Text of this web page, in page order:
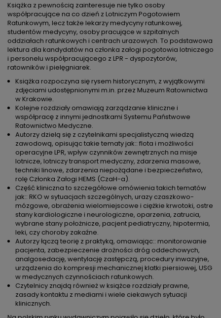
Książka z pewnością zainteresuje nie tylko osoby
współpracujące na co dzień z Lotniczym Pogotowiem
Ratunkowym, lecz także lekarzy medycyny ratunkowej,
studentów medycyny, osoby pracujące w szpitalnych
oddziałach ratunkowych i centrach urazowych. To podstawowa
lektura dla kandydatów na członka załogi pogotowia lotniczego
i personelu współpracującego z LPR - dyspozytorów,
ratowników i pielęgniarek.
Książka rozpoczyna się rysem historycznym, z wyjątkowymi
zdjęciami udostępnionymi m.in. przez Muzeum Ratownictwa
w Krakowie.
Kolejne rozdziały omawiają zarządzanie kliniczne i
współpracę z innymi jednostkami Systemu Państwowe
Ratownictwo Medyczne.
Autorzy dzielą się z czytelnikami specjalistyczną wiedzą
zawodową, opisując takie tematy jak:: flota i możliwości
operacyjne LPR, wpływ czynników zewnętrznych na misje
lotnicze, lotniczy transport medyczny, zdarzenia masowe,
techniki linowe, zdarzenia niepożądane i bezpieczeństwo,
rolę Członka Załogi HEMS (CzaH-a).
Część kliniczna to szczegółowe omówienia takich tematów
jak:: RKO w sytuacjach szczególnych, urazy czaszkowo-
mózgowe, obrażenia wielomiejscowe i ciężkie krwotoki, ostre
stany kardiologiczne i neurologiczne, oparzenia, zatrucia,
wybrane stany położnicze, pacjent pediatryczny, hipotermia,
leki, czy choroby zakaźne.
Autorzy łączą teorię z praktyką, omawiając:: monitorowanie
pacjenta, zabezpieczenie drożności dróg oddechowych,
analgosedację, wentylację zastępczą, procedury inwazyjne,
urządzenia do kompresji mechanicznej klatki piersiowej, USG
w medycznych czynnościach ratunkowych.
Czytelnicy znajdą również w książce rozdziały prawne,
zasady kontaktu z mediami i wiele ciekawych sytuacji
klinicznych.